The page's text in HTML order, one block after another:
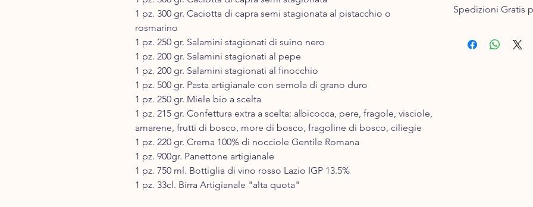
1 pz. 300 gr. Caciotta di capra semi stagionata al pistacchio o
rosmarino
1 pz. 250 gr. Salamini stagionati di suino nero
1 pz. 200 gr. Salamini stagionati al pepe
1 pz. 200 gr. Salamini stagionati al finocchio
1 pz. 500 gr. Pasta artigianale con semola di grano duro
1 pz. 250 gr. Miele bio a scelta
1 pz. 215 gr. Confettura extra a scelta: albicocca, pere, fragole, visciole,
amarene, frutti di bosco, more di bosco, fragoline di bosco, ciliegie
1 pz. 220 gr. Crema 100% di nocciole Gentile Romana
1 pz. 900gr. Panettone artigianale
1 pz. 750 ml. Bottiglia di vino rosso Lazio IGP 13.5%
1 pz. 33cl. Birra Artigianale "alta quota"
Spedizioni Gratis
ti saranno calcolate